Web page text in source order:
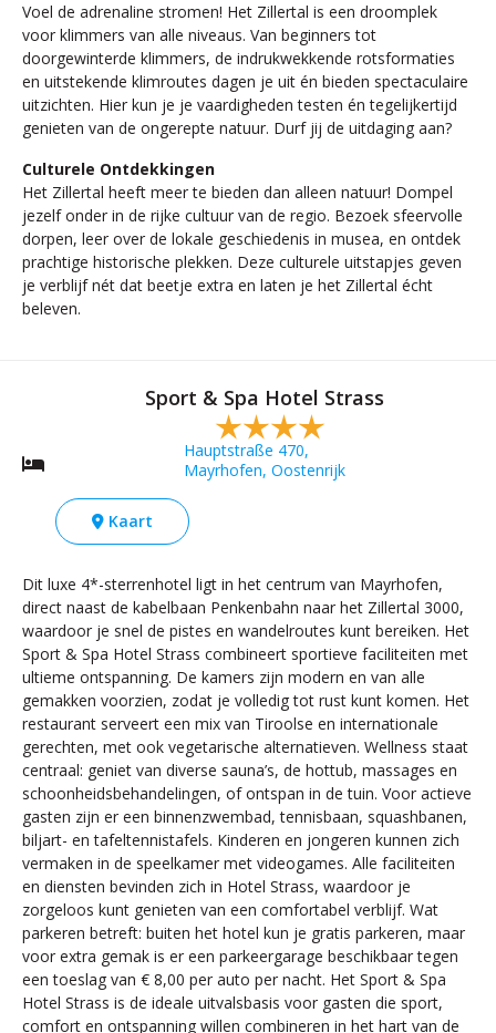
Voel de adrenaline stromen! Het Zillertal is een droomplek
voor klimmers van alle niveaus. Van beginners tot
doorgewinterde klimmers, de indrukwekkende rotsformaties
en uitstekende klimroutes dagen je uit én bieden spectaculaire
uitzichten. Hier kun je je vaardigheden testen én tegelijkertijd
genieten van de ongerepte natuur. Durf jij de uitdaging aan?
Culturele Ontdekkingen
Het Zillertal heeft meer te bieden dan alleen natuur! Dompel
jezelf onder in de rijke cultuur van de regio. Bezoek sfeervolle
dorpen, leer over de lokale geschiedenis in musea, en ontdek
prachtige historische plekken. Deze culturele uitstapjes geven
je verblijf nét dat beetje extra en laten je het Zillertal écht
beleven.
Sport & Spa Hotel Strass
Hauptstraße 470,
Mayrhofen, Oostenrijk
Kaart
Dit luxe 4*-sterrenhotel ligt in het centrum van Mayrhofen,
direct naast de kabelbaan Penkenbahn naar het Zillertal 3000,
waardoor je snel de pistes en wandelroutes kunt bereiken. Het
Sport & Spa Hotel Strass combineert sportieve faciliteiten met
ultieme ontspanning. De kamers zijn modern en van alle
gemakken voorzien, zodat je volledig tot rust kunt komen. Het
restaurant serveert een mix van Tiroolse en internationale
gerechten, met ook vegetarische alternatieven. Wellness staat
centraal: geniet van diverse sauna’s, de hottub, massages en
schoonheidsbehandelingen, of ontspan in de tuin. Voor actieve
gasten zijn er een binnenzwembad, tennisbaan, squashbanen,
biljart- en tafeltennistafels. Kinderen en jongeren kunnen zich
vermaken in de speelkamer met videogames. Alle faciliteiten
en diensten bevinden zich in Hotel Strass, waardoor je
zorgeloos kunt genieten van een comfortabel verblijf. Wat
parkeren betreft: buiten het hotel kun je gratis parkeren, maar
voor extra gemak is er een parkeergarage beschikbaar tegen
een toeslag van € 8,00 per auto per nacht. Het Sport & Spa
Hotel Strass is de ideale uitvalsbasis voor gasten die sport,
comfort en ontspanning willen combineren in het hart van de